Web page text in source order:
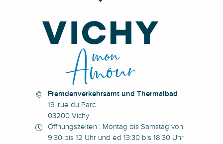
Fremdenverkehrsamt und Thermalbad
19, rue du Parc
03200 Vichy
Öffnungszeiten : Montag bis Samstag von
9:30 bis 12 Uhr und ed 13:30 bis 18:30 Uhr